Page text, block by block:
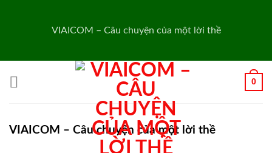
VIAICOM – Câu chuyện của một lời thề
0
VIAICOM – Câu chuyện của một lời thề